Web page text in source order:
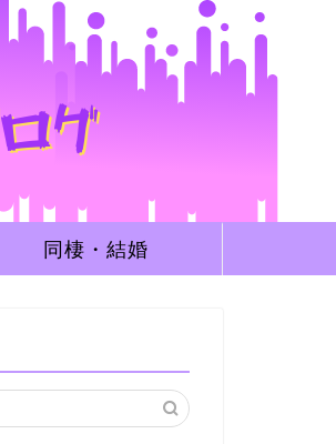
同棲・結婚